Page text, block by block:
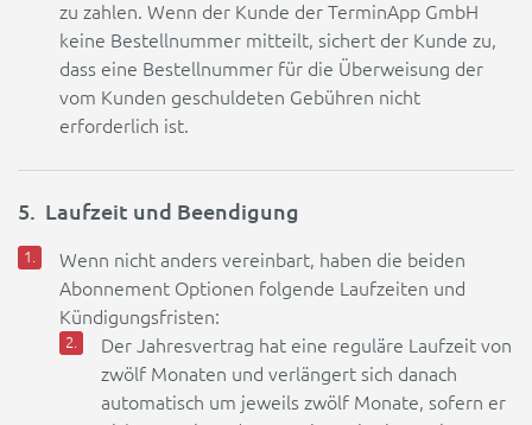
zu zahlen. Wenn der Kunde der TerminApp GmbH
keine Bestellnummer mitteilt, sichert der Kunde zu,
dass eine Bestellnummer für die Überweisung der
vom Kunden geschuldeten Gebühren nicht
erforderlich ist.
5. Laufzeit und Beendigung
Wenn nicht anders vereinbart, haben die beiden
Abonnement Optionen folgende Laufzeiten und
Kündigungsfristen:
Der Jahresvertrag hat eine reguläre Laufzeit von
zwölf Monaten und verlängert sich danach
automatisch um jeweils zwölf Monate, sofern er